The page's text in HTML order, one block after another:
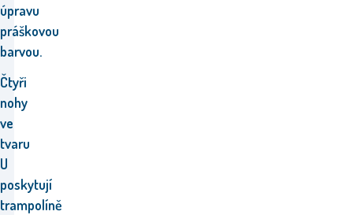
úpravu
práškovou
barvou.
Čtyři
nohy
ve
tvaru
U
poskytují
trampolíně